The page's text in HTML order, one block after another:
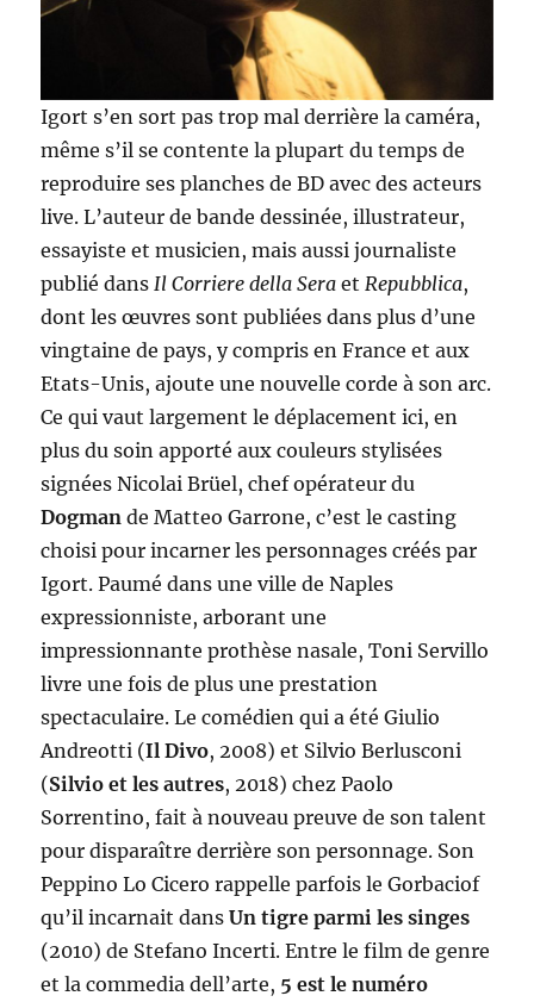
Igort s’en sort pas trop mal derrière la caméra,
même s’il se contente la plupart du temps de
reproduire ses planches de BD avec des acteurs
live. L’auteur de bande dessinée, illustrateur,
essayiste et musicien, mais aussi journaliste
publié dans Il Corriere della Sera et Repubblica,
dont les œuvres sont publiées dans plus d’une
vingtaine de pays, y compris en France et aux
Etats-Unis, ajoute une nouvelle corde à son arc.
Ce qui vaut largement le déplacement ici, en
plus du soin apporté aux couleurs stylisées
signées Nicolai Brüel, chef opérateur du
Dogman de Matteo Garrone, c’est le casting
choisi pour incarner les personnages créés par
Igort. Paumé dans une ville de Naples
expressionniste, arborant une
impressionnante prothèse nasale, Toni Servillo
livre une fois de plus une prestation
spectaculaire. Le comédien qui a été Giulio
Andreotti (Il Divo, 2008) et Silvio Berlusconi
(Silvio et les autres, 2018) chez Paolo
Sorrentino, fait à nouveau preuve de son talent
pour disparaître derrière son personnage. Son
Peppino Lo Cicero rappelle parfois le Gorbaciof
qu’il incarnait dansUn tigre parmi les singes
(2010) de Stefano Incerti. Entre le film de genre
et la commedia dell’arte, 5 est le numéro